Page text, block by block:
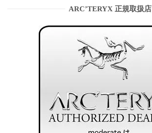
ARC’TERYX 正規取扱店